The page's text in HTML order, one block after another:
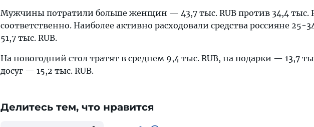
Мужчины потратили больше женщин — 43,7 тыс. RUB против 34,4 тыс.
соответственно. Наиболее активно расходовали средства россияне 25-
51,7 тыс. RUB.
На новогодний стол тратят в среднем 9,4 тыс. RUB, на подарки — 13,7
досуг — 15,2 тыс. RUB.
Делитесь тем, что нравится